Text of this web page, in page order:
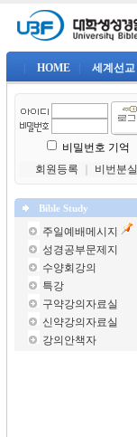
HOME 세계선교
비밀번호 기억
회원등록
비번분실
Bible Study
주일예배메시지
성경공부문제지
수양회강의
특강
구약강의자료실
신약강의자료실
강의안책자